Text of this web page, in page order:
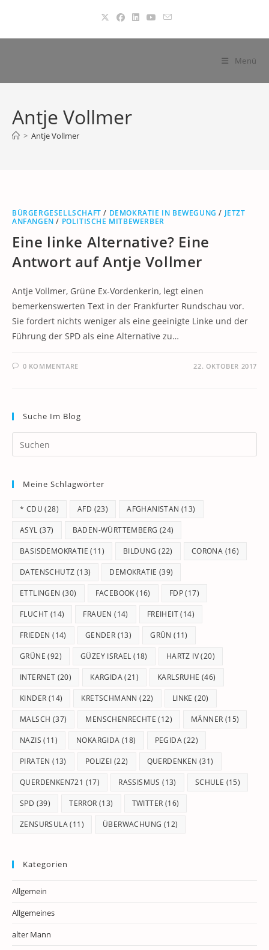
springen
Menü
Antje Vollmer
> Antje Vollmer
BÜRGERGESELLSCHAFT / DEMOKRATIE IN BEWEGUNG / JETZT
ANFANGEN / POLITISCHE MITBEWERBER
Eine linke Alternative? Eine
Antwort auf Antje Vollmer
Antje Vollmer, Grüne Ex-Vordenkerin, legt einen
bemerkenswerten Text in der Frankfurter Rundschau vor.
Sie fordert nichts weniger als eine geeinigte Linke und der
Führung der SPD als eine Alternative zu…
0 KOMMENTARE 22. OKTOBER 2017
Suche Im Blog
Meine Schlagwörter
* CDU (28) AFD (23) AFGHANISTAN (13)
ASYL (37) BADEN-WÜRTTEMBERG (24)
BASISDEMOKRATIE (11) BILDUNG (22) CORONA (16)
DATENSCHUTZ (13) DEMOKRATIE (39)
ETTLINGEN (30) FACEBOOK (16) FDP(17)
FLUCHT (14) FRAUEN (14) FREIHEIT(14)
FRIEDEN (14) GENDER (13) GRÜN (11)
GRÜNE (92) GÜZEY ISRAEL (18) HARTZ IV(20)
INTERNET (20) KARGIDA(21) KARLSRUHE (46)
KINDER (14) KRETSCHMANN (22) LINKE (20)
MALSCH (37) MENSCHENRECHTE (12) MÄNNER (15)
NAZIS (11) NOKARGIDA (18) PEGIDA(22)
PIRATEN (13) POLIZEI (22) QUERDENKEN (31)
QUERDENKEN721 (17) RASSISMUS (13) SCHULE (15)
SPD (39) TERROR (13) TWITTER (16)
ZENSURSULA(11) ÜBERWACHUNG (12)
Kategorien
Allgemein
Allgemeines
alter Mann